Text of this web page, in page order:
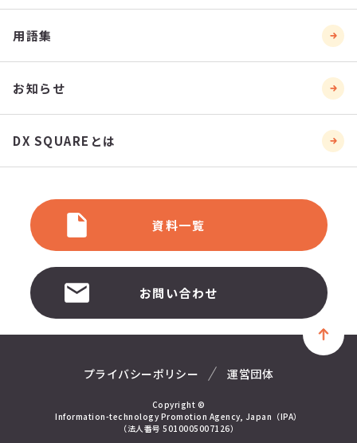
用語集
お知らせ
DX SQUAREとは
資料一覧
お問い合わせ
プライバシーポリシー 運営団体
Copyright ©
Information-technology Promotion Agency, Japan（IPA）
（法人番号 5010005007126）